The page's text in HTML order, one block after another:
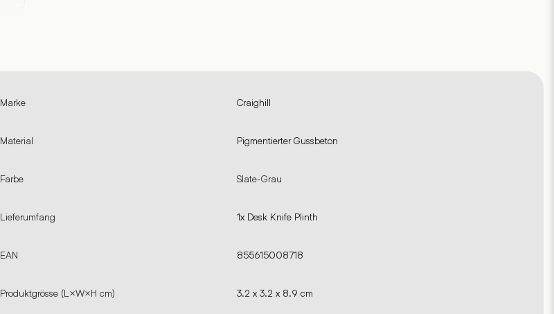
Marke Craighill
Material Pigmentierter Gussbeton
Farbe Slate-Grau
Lieferumfang 1x Desk Knife Plinth
EAN 855615008718
Produktgrösse (L×W×H cm) 3.2 x 3.2 x 8.9 cm